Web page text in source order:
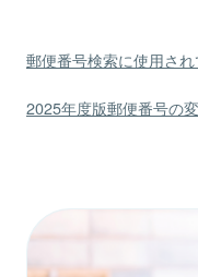
郵便番号検索に使用さ
2025年度版郵便番号の